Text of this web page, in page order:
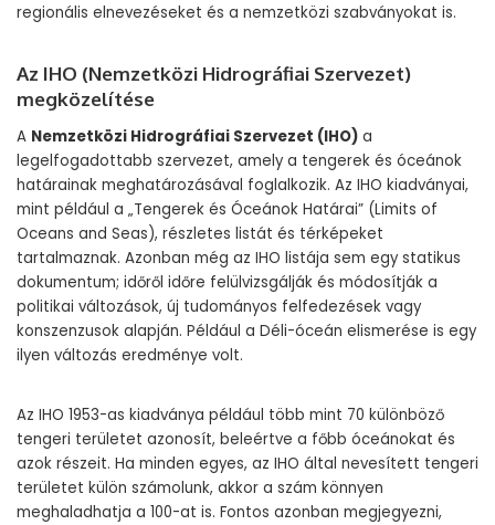
regionális elnevezéseket és a nemzetközi szabványokat is.
Az IHO (Nemzetközi Hidrográfiai Szervezet)
megközelítése
A Nemzetközi Hidrográfiai Szervezet (IHO) a
legelfogadottabb szervezet, amely a tengerek és óceánok
határainak meghatározásával foglalkozik. Az IHO kiadványai,
mint például a „Tengerek és Óceánok Határai” (Limits of
Oceans and Seas), részletes listát és térképeket
tartalmaznak. Azonban még az IHO listája sem egy statikus
dokumentum; időről időre felülvizsgálják és módosítják a
politikai változások, új tudományos felfedezések vagy
konszenzusok alapján. Például a Déli-óceán elismerése is egy
ilyen változás eredménye volt.
Az IHO 1953-as kiadványa például több mint 70 különböző
tengeri területet azonosít, beleértve a főbb óceánokat és
azok részeit. Ha minden egyes, az IHO által nevesített tengeri
területet külön számolunk, akkor a szám könnyen
meghaladhatja a 100-at is. Fontos azonban megjegyezni,